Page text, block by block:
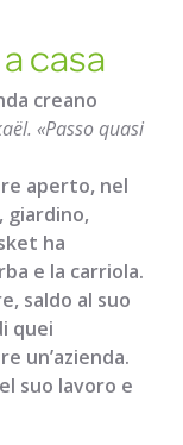
casa
creano
«Passo quasi
aperto, nel
giardino,
ha
e la carriola.
saldo al suo
quei
un’azienda.
suo lavoro e